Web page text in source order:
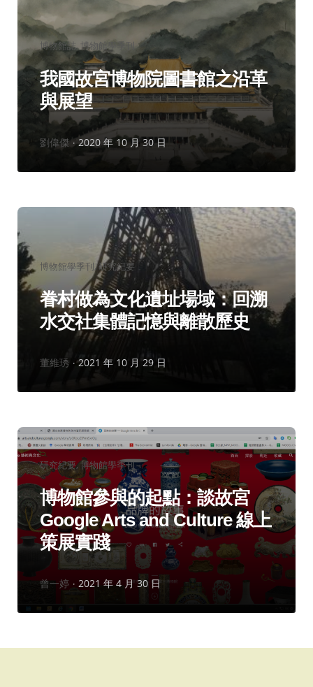
分
類：
博物館誌 博物館學季刊
我國故宮博物院圖書館之沿革
與展望
作
劉偉傑 2020 年 10 月 30 日
分
類：
博物館學季刊 研究紀要
眷村做為文化遺址場域：回溯
水交社集體記憶與離散歷史
作
董維琇 2021 年 10 月 29 日
分
類：
研究紀要 博物館學季刊
博物館參與的起點：談故宮
Google Arts and Culture 線上
策展實踐
作
曾一婷 2021 年 4 月 30 日